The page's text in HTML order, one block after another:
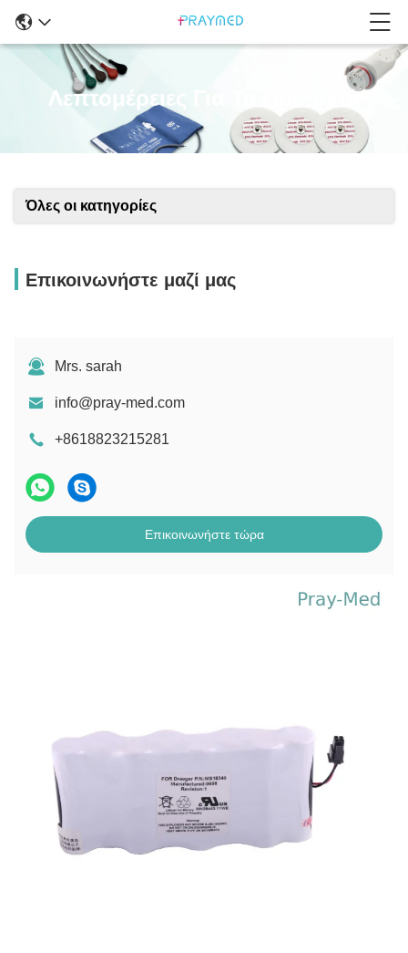
Λεπτομέρειες Για Τα Προϊόντα
Όλες οι κατηγορίες
Επικοινωνήστε μαζί μας
Mrs. sarah
info@pray-med.com
+8618823215281
Επικοινωνήστε τώρα